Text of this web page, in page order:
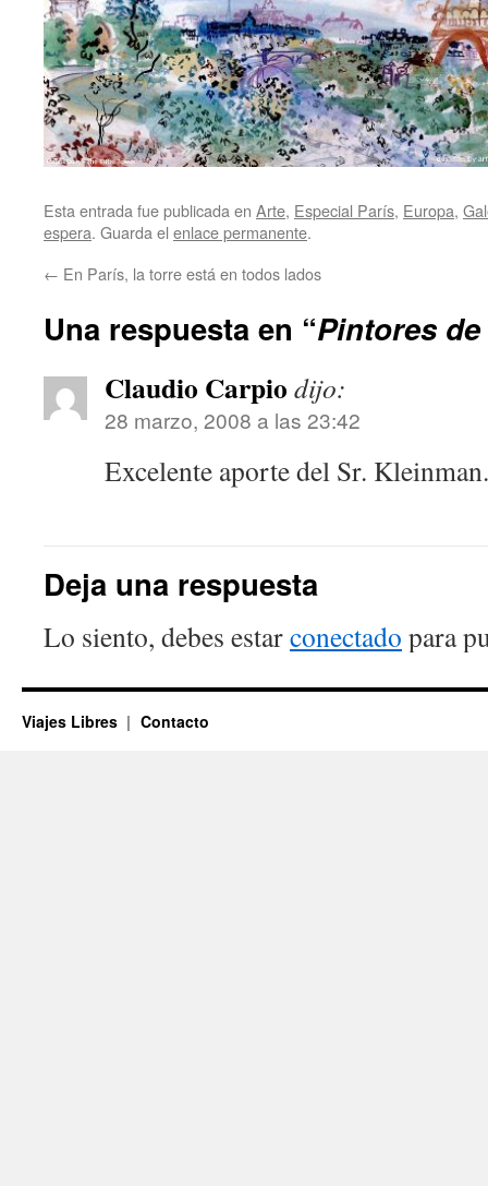
Esta entrada fue publicada en Arte, Especial París, Europa,
espera. Guarda el enlace permanente.
← En París, la torre está en todos lados
Una respuesta en “Pintores
Claudio Carpio dijo:
28 marzo, 2008 a las 23:42
Excelente aporte del Sr. Kleinman.
Deja una respuesta
Lo siento, debes estarconectado para
Viajes Libres Contacto